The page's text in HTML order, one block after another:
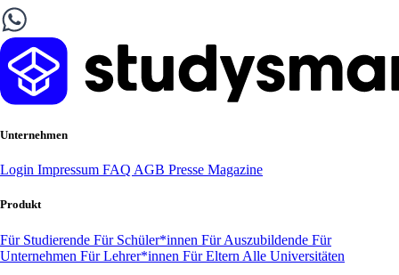
Unternehmen
Login Impressum FAQ AGB Presse Magazine
Produkt
Für Studierende Für Schüler*innen Für Auszubildende Für
Unternehmen Für Lehrer*innen Für Eltern Alle Universitäten